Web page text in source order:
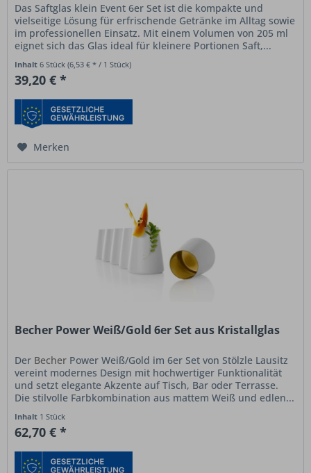
Das Saftglas klein Event 6er Set ist die kompakte und
vielseitige Lösung für erfrischende Getränke im Alltag sowie
im professionellen Einsatz. Mit einem Volumen von 205 ml
eignet sich das Glas ideal für kleinere Portionen Saft,...
Inhalt6 Stück(6,53 € * / 1 Stück)
39,20 € *
Merken
Becher Power Weiß/Gold 6er Set aus Kristallglas
Der Becher Power Weiß/Gold im 6er Set von Stölzle Lausitz
vereint modernes Design mit hochwertiger Funktionalität
und setzt elegante Akzente auf Tisch, Bar oder Terrasse.
Die stilvolle Farbkombination aus mattem Weiß und edlen...
Inhalt 1 Stück
62,70 € *